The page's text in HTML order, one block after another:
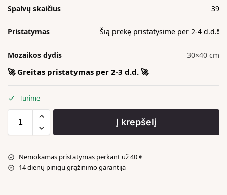
Spalvų skaičius 39
Pristatymas Šią prekę pristatysime per 2-4 d.d.❗️
Mozaikos dydis 30×40 cm
🚀 Greitas pristatymas per 2-3 d.d. 🚀
Turime
Į krepšelį
Nemokamas pristatymas perkant už 40 €
14 dienų pinigų grąžinimo garantija